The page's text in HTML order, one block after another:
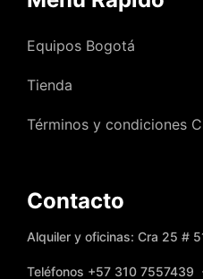
Equipos Bogotá
Tienda
Términos y condiciones
Contacto
Alquiler y oficinas: Cra 25 #
Teléfonos +57 310 7557439